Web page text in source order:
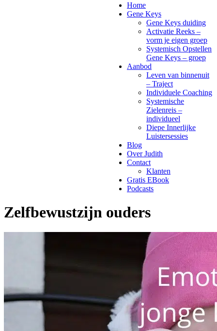
Home
Gene Keys
Gene Keys duiding
Activatie Reeks –
vorm je eigen groep
Systemisch Opstellen
Gene Keys – groep
Aanbod
Leven van binnenuit
– Traject
Individuele Coaching
Systemische
Zielenreis –
individueel
Diepe Innerlijke
Luistersessies
Blog
Over Judith
Contact
Klanten
Gratis EBook
Podcasts
Zelfbewustzijn ouders